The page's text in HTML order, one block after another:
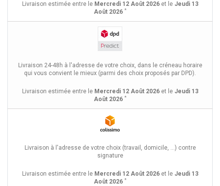
Livraison estimée entre le Mercredi 12 Août 2026et le Jeudi 13
Août 2026 *
Livraison 24-48h à l'adresse de votre choix, dans le créneau horaire
qui vous convient le mieux (parmi des choix proposés par DPD).
Livraison estimée entre le Mercredi 12 Août 2026et le Jeudi 13
Août 2026 *
Livraison à l'adresse de votre choix (travail, domicile, ...) contre
signature
Livraison estimée entre le Mercredi 12 Août 2026et le Jeudi 13
Août 2026 *